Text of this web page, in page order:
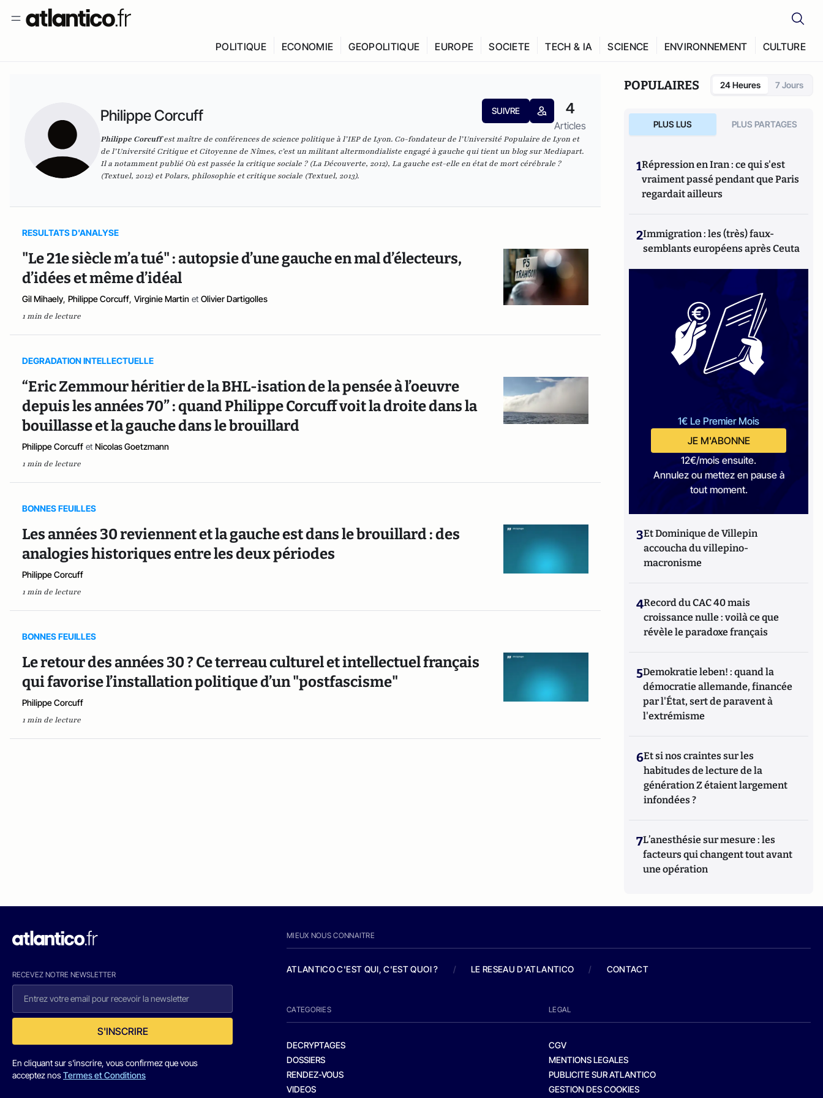
POLITIQUE ECONOMIE GEOPOLITIQUE EUROPE SOCIETE TECH & IA SCIENCE ENVIRONNEMENT CULTURE
Philippe Corcuff SUIVRE 4
Articles
Philippe Corcuffest maître de conférences de science politique à l’IEP de Lyon. Co-fondateur de l’Université Populaire de Lyon et
de l’Université Critique et Citoyenne de Nîmes, c’est un militant altermondialiste engagé à gauche qui tient un blog sur Mediapart.
Il a notamment publiéOù est passée la critique sociale ?(La Découverte, 2012), La gauche est-elle en état de mort cérébrale ?
(Textuel, 2012) etPolars, philosophie et critique sociale (Textuel, 2013).
RESULTATS D'ANALYSE
"Le 21e siècle m’a tué" : autopsie d’une gauche en mal d’électeurs,
d’idées et même d’idéal
Gil Mihaely, Philippe Corcuff, Virginie Martin et Olivier Dartigolles
1 min de lecture
DEGRADATION INTELLECTUELLE
“Eric Zemmour héritier de la BHL-isation de la pensée à l’oeuvre
depuis les années 70” : quand Philippe Corcuff voit la droite dans la
bouillasse et la gauche dans le brouillard
Philippe Corcuff et Nicolas Goetzmann
1 min de lecture
BONNES FEUILLES
Les années 30 reviennent et la gauche est dans le brouillard : des
analogies historiques entre les deux périodes
Philippe Corcuff
1 min de lecture
BONNES FEUILLES
Le retour des années 30 ? Ce terreau culturel et intellectuel français
qui favorise l’installation politique d’un "postfascisme"
Philippe Corcuff
1 min de lecture
POPULAIRES 24 Heures 7 Jours
PLUS LUS PLUS PARTAGES
1Répression en Iran : ce qui s'est
vraiment passé pendant que Paris
regardait ailleurs
2Immigration : les (très) faux-
semblants européens après Ceuta
1€ Le Premier Mois
JE M'ABONNE
12€/mois ensuite.
Annulez ou mettez en pause à
tout moment.
3Et Dominique de Villepin
accoucha du villepino-
macronisme
4Record du CAC 40 mais
croissance nulle : voilà ce que
révèle le paradoxe français
5Demokratie leben! : quand la
démocratie allemande, financée
par l'État, sert de paravent à
l'extrémisme
6Et si nos craintes sur les
habitudes de lecture de la
génération Z étaient largement
infondées ?
7L’anesthésie sur mesure : les
facteurs qui changent tout avant
une opération
RECEVEZ NOTRE NEWSLETTER
S'INSCRIRE
En cliquant sur s'inscrire, vous confirmez que vous
acceptez nosTermes et Conditions
MIEUX NOUS CONNAITRE
ATLANTICO C'EST QUI, C'EST QUOI ? / LE RESEAU D'ATLANTICO / CONTACT
CATEGORIES
DECRYPTAGES
DOSSIERS
RENDEZ-VOUS
VIDEOS
LEGAL
CGV
MENTIONS LEGALES
PUBLICITE SUR ATLANTICO
GESTION DES COOKIES